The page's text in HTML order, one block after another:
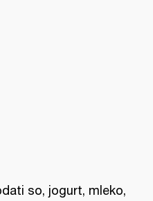
so, jogurt, mleko,